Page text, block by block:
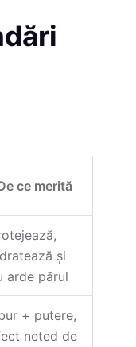
ce merită
și
arde părul
+ putere,
neted de